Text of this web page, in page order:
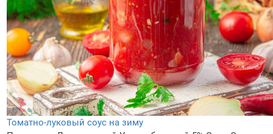
Томатно-луковый соус на зиму